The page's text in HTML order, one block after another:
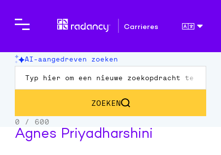
Carrieres
Agnes Priyadharshini